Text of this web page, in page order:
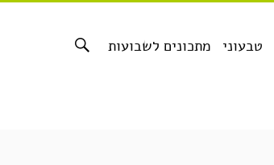
מתכונים לשבועות טבעוני